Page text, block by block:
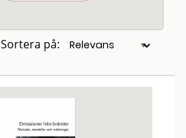
Sortera på: